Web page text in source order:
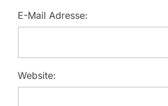
E-Mail Adresse:
Website: